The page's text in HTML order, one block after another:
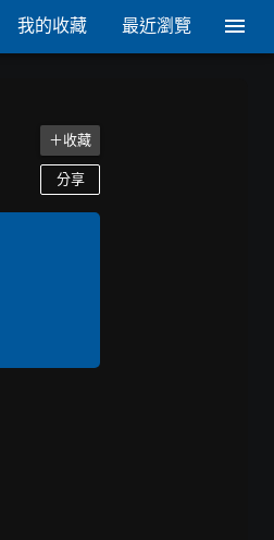
我的收藏 最近瀏覽
＋收藏
分享